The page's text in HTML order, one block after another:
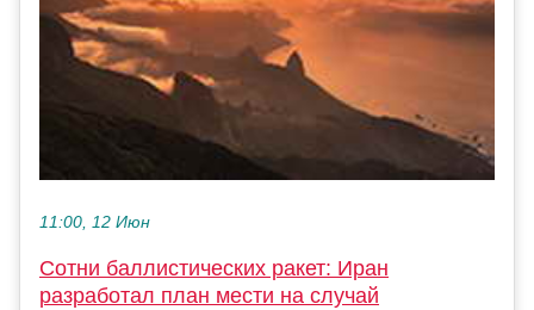
11:00, 12 Июн
Сотни баллистических ракет: Иран
разработал план мести на случай